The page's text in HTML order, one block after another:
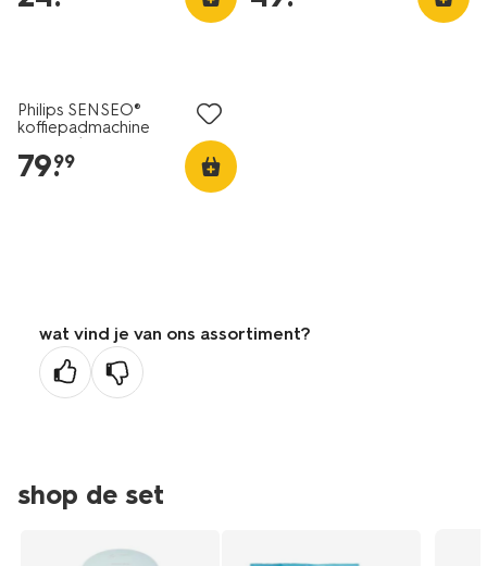
Philips SENSEO®
koffiepadmachine
CSA210/40
79.
99
wat vind je van ons assortiment?
shop de set